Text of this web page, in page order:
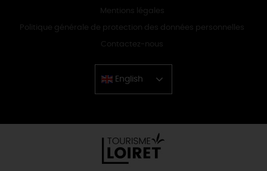
Mentions légales
Politique générale de protection des données personnelles
Contactez-nous
English
Chinese